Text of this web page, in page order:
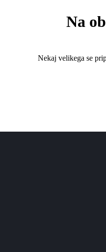
Na
Nekaj ​​velikega se